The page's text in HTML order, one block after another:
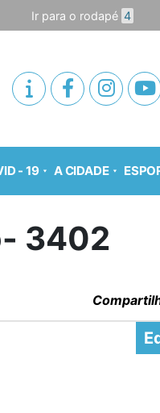
Ir para o rodapé 4
- 19 A CIDADE
3402